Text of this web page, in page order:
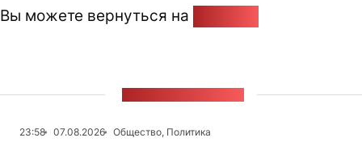
Вы можете вернуться на
23:58 07.08.2026
Общество, Политика